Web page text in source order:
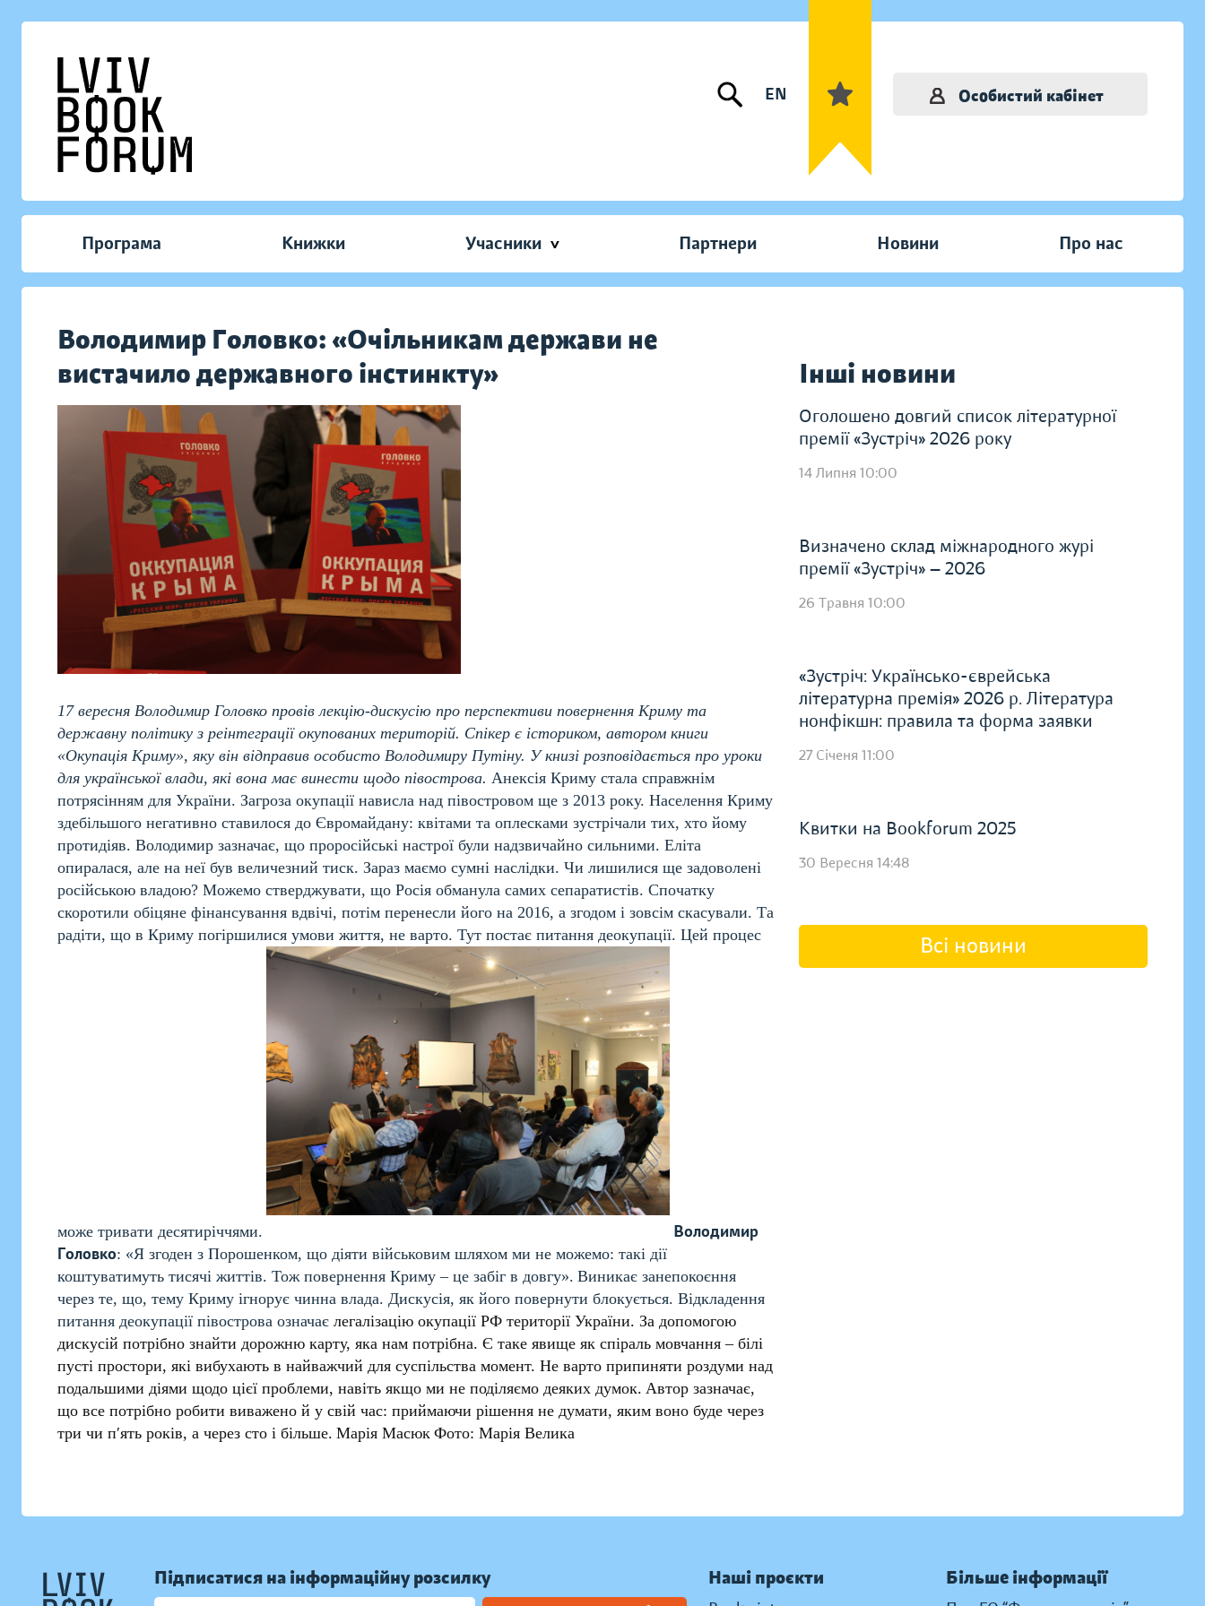
EN Особистий кабінет
Програма Книжки Учасники Партнери Новини Про нас
Володимир Головко: «Очільникам держави не
вистачило державного інстинкту»
Інші новини
17 вересня Володимир Головко провів лекцію-дискусію про перспективи повернення Криму та
державну політику з реінтеграції окупованих територій. Спікер є істориком, автором книги
«Окупація Криму», яку він відправив особисто Володимиру Путіну. У книзі розповідається про уроки
для української влади, які вона має винести щодо півострова. Анексія Криму стала справжнім
потрясінням для України. Загроза окупації нависла над півостровом ще з 2013 року. Населення Криму
здебільшого негативно ставилося до Євромайдану: квітами та оплесками зустрічали тих, хто йому
протидіяв. Володимир зазначає, що проросійські настрої були надзвичайно сильними. Еліта
опиралася, але на неї був величезний тиск. Зараз маємо сумні наслідки. Чи лишилися ще задоволені
російською владою? Можемо стверджувати, що Росія обманула самих сепаратистів. Спочатку
скоротили обіцяне фінансування вдвічі, потім перенесли його на 2016, а згодом і зовсім скасували. Та
радіти, що в Криму погіршилися умови життя, не варто. Тут постає питання деокупації. Цей процес
може тривати десятиріччями.
Володимир
Головко: «Я згоден з Порошенком, що діяти військовим шляхом ми не можемо: такі дії
коштуватимуть тисячі життів. Тож повернення Криму – це забіг в довгу». Виникає занепокоєння
через те, що, тему Криму ігнорує чинна влада. Дискусія, як його повернути блокується. Відкладення
питання деокупації півострова означає легалізацію окупації РФ території України. За допомогою
дискусій потрібно знайти дорожню карту, яка нам потрібна. Є таке явище як спіраль мовчання – білі
пусті простори, які вибухають в найважчий для суспільства момент. Не варто припиняти роздуми над
подальшими діями щодо цієї проблеми, навіть якщо ми не поділяємо деяких думок. Автор зазначає,
що все потрібно робити виважено й у свій час: приймаючи рішення не думати, яким воно буде через
три чи п′ять років, а через сто і більше. Марія Масюк Фото: Марія Велика
Оголошено довгий список літературної
премії «Зустріч» 2026 року
14 Липня 10:00
Визначено склад міжнародного журі
премії «Зустріч» — 2026
26 Травня 10:00
«Зустріч: Українсько-єврейська
літературна премія» 2026 р. Література
нонфікшн: правила та форма заявки
27 Січеня 11:00
Квитки на Bookforum 2025
30 Вересня 14:48
Всі новини
Підписатися на інформаційну розсилку Наші проєкти Більше інформації